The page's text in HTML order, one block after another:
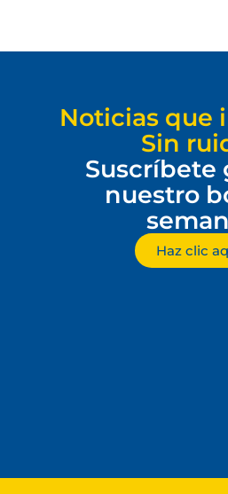
Noticias que
Sin
Suscríbete
nuestro
Haz clic